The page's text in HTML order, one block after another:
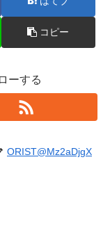
コピー
ーする
ORIST@Mz2aDjgX